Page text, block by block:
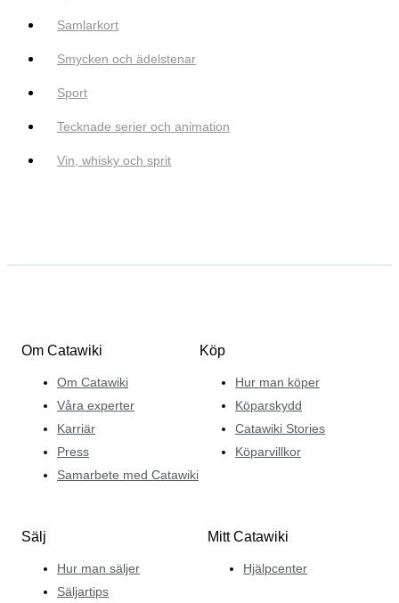
Samlarkort
Smycken och ädelstenar
Sport
Tecknade serier och animation
Vin, whisky och sprit
Om Catawiki
Om Catawiki
Våra experter
Karriär
Press
Samarbete med Catawiki
Köp
Hur man köper
Köparskydd
Catawiki Stories
Köparvillkor
Sälj
Hur man säljer
Säljartips
Mitt Catawiki
Hjälpcenter